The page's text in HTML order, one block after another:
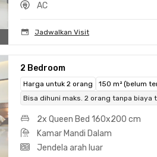
AC
Jadwalkan Visit
2 Bedroom
Harga untuk 2 orang
150 m² (belum
Bisa dihuni maks. 2 orang tanpa biaya
2x Queen Bed 160x200 cm
Kamar Mandi Dalam
Jendela arah luar